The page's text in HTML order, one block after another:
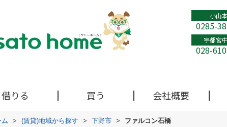
小山
0285-
宇都宮
028-
借りる 買う 会社概要
> (賃貸)地域から探す > 下野市 > ファルコン石橋